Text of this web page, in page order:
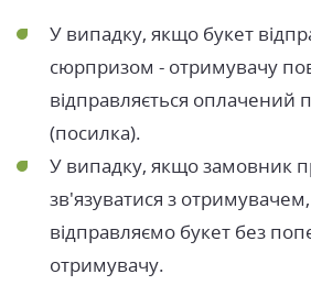
У випадку, якщо букет
сюрпризом - отримувачу
відправляється оплачений
(посилка).
У випадку, якщо замовник
зв'язуватися з
відправляємо букет без
отримувачу.